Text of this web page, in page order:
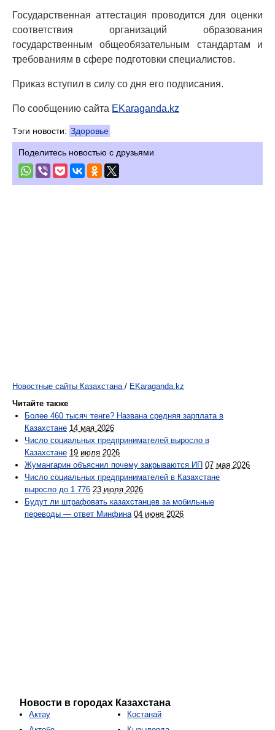
Государственная аттестация проводится для оценки
соответствия организаций образования
государственным общеобязательным стандартам и
требованиям в сфере подготовки специалистов.
Приказ вступил в силу со дня его подписания.
По сообщению сайта EKaraganda.kz
Тэги новости: Здоровье
Поделитесь новостью с друзьями
Новостные сайты Казахстана / EKaraganda.kz
Читайте также
Более 460 тысяч тенге? Названа средняя зарплата в
Казахстане 14 мая 2026
Число социальных предпринимателей выросло в
Казахстане 19 июля 2026
Жумангарин объяснил почему закрываются ИП 07 мая 2026
Число социальных предпринимателей в Казахстане
выросло до 1 776 23 июля 2026
Будут ли штрафовать казахстанцев за мобильные
переводы — ответ Минфина 04 июня 2026
Новости в городах Казахстана
Актау
Костанай